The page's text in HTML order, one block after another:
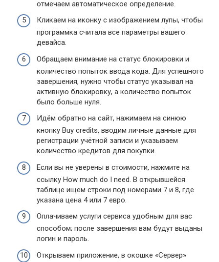
отмечаем автоматическое определение.
Кликаем на иконку с изображением лупы, чтобы
программка считала все параметры вашего
девайса.
Обращаем внимание на статус блокировки и
количество попыток ввода кода. Для успешного
завершения, нужно чтобы статус указывал на
активную блокировку, а количество попыток
было больше нуля.
Идём обратно на сайт, нажимаем на синюю
кнопку Buy credits, вводим личные данные для
регистрации учётной записи и указываем
количество кредитов для покупки.
Если вы не уверены в стоимости, нажмите на
ссылку How much do I need. В открывшейся
таблице ищем строки под номерами 7 и 8, где
указана цена 4 или 7 евро.
Оплачиваем услуги сервиса удобным для вас
способом; после завершения вам будут выданы
логин и пароль.
Открываем приложение, в окошке «Сервер»